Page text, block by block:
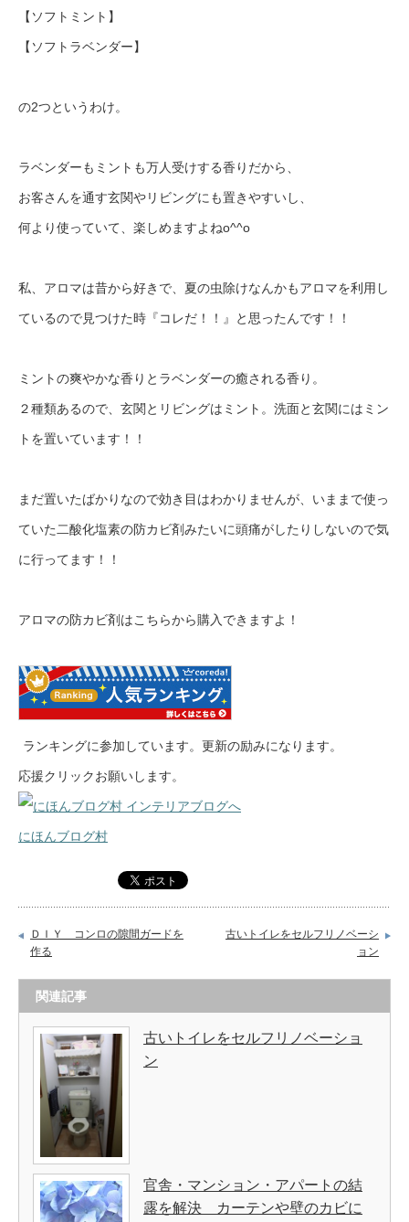
【ソフトミント】
【ソフトラベンダー】
の2つというわけ。
ラベンダーもミントも万人受けする香りだから、
お客さんを通す玄関やリビングにも置きやすいし、
何より使っていて、楽しめますよねo^^o
私、アロマは昔から好きで、夏の虫除けなんかもアロマを利用し
ているので見つけた時『コレだ！！』と思ったんです！！
ミントの爽やかな香りとラベンダーの癒される香り。
２種類あるので、玄関とリビングはミント。洗面と玄関にはミン
トを置いています！！
まだ置いたばかりなので効き目はわかりませんが、いままで使っ
ていた二酸化塩素の防カビ剤みたいに頭痛がしたりしないので気
に行ってます！！
アロマの防カビ剤はこちらから購入できますよ！
ランキングに参加しています。更新の励みになります。
応援クリックお願いします。
にほんブログ村
ＤＩＹ コンロの隙間ガードを
作る
古いトイレをセルフリノベーシ
ョン
関連記事
古いトイレをセルフリノベーショ
ン
官舎・マンション・アパートの結
露を解決 カーテンや壁のカビに